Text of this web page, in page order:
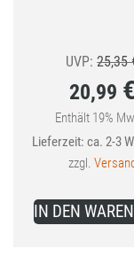
UVP: 25,35
20,99 €
Preis
Enthält 19%
Lieferzeit: ca. 2-3
zzgl.
IN DEN